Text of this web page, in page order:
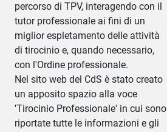
percorso di TPV, interagendo con il
tutor professionale ai fini di un
miglior espletamento delle attività
di tirocinio e, quando necessario,
con l'Ordine professionale.
Nel sito web del CdS è stato creato
un apposito spazio alla voce
'Tirocinio Professionale' in cui sono
riportate tutte le informazioni e gli